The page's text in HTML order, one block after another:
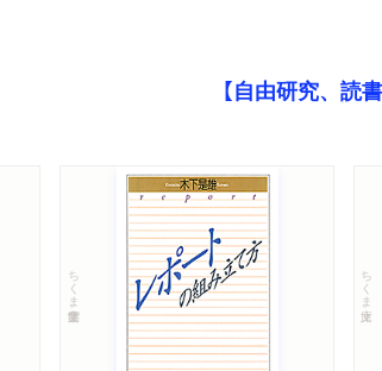
【自由研究、読
ちくま学芸文庫 ちくま文庫